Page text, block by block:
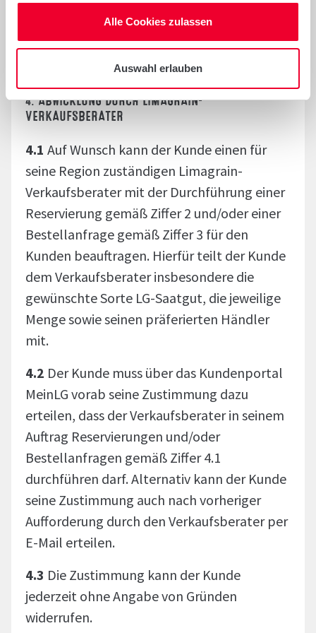
Alle Cookies zulassen
Auswahl erlauben
bei der Durchführung der Bestellung beim
4. ABWICKLUNG DURCH LIMAGRAIN-
VERKAUFSBERATER
4.1 Auf Wunsch kann der Kunde einen für
seine Region zuständigen Limagrain-
Verkaufsberater mit der Durchführung einer
Reservierung gemäß Ziffer 2 und/oder einer
Bestellanfrage gemäß Ziffer 3 für den
Kunden beauftragen. Hierfür teilt der Kunde
dem Verkaufsberater insbesondere die
gewünschte Sorte LG-Saatgut, die jeweilige
Menge sowie seinen präferierten Händler
mit.
4.2 Der Kunde muss über das Kundenportal
MeinLG vorab seine Zustimmung dazu
erteilen, dass der Verkaufsberater in seinem
Auftrag Reservierungen und/oder
Bestellanfragen gemäß Ziffer 4.1
durchführen darf. Alternativ kann der Kunde
seine Zustimmung auch nach vorheriger
Aufforderung durch den Verkaufsberater per
E-Mail erteilen.
4.3 Die Zustimmung kann der Kunde
jederzeit ohne Angabe von Gründen
widerrufen.